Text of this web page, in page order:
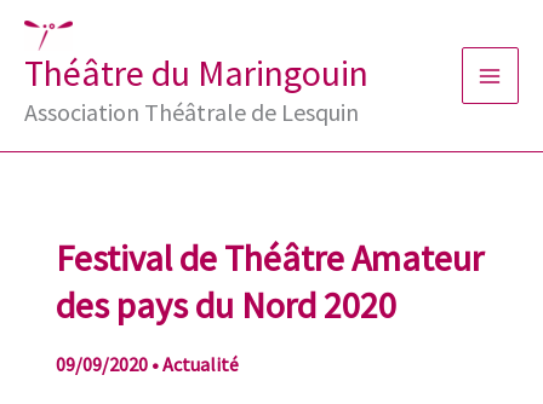
Aller
contenu
Théâtre du Maringouin
Association Théâtrale de Lesquin
Festival de Théâtre Amateur
des pays du Nord 2020
09/09/2020 •Actualité